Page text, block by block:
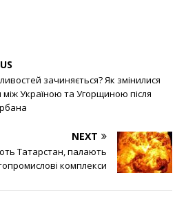
зачиняється? Як змінилися
між Україною та Угорщиною після
NEXT
Татарстан, палають
комплекси